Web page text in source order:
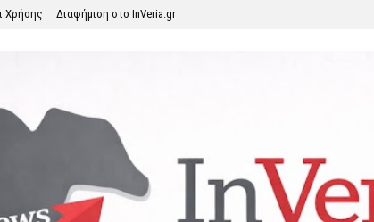
Χρήσης Διαφήμιση στο InVeria.gr